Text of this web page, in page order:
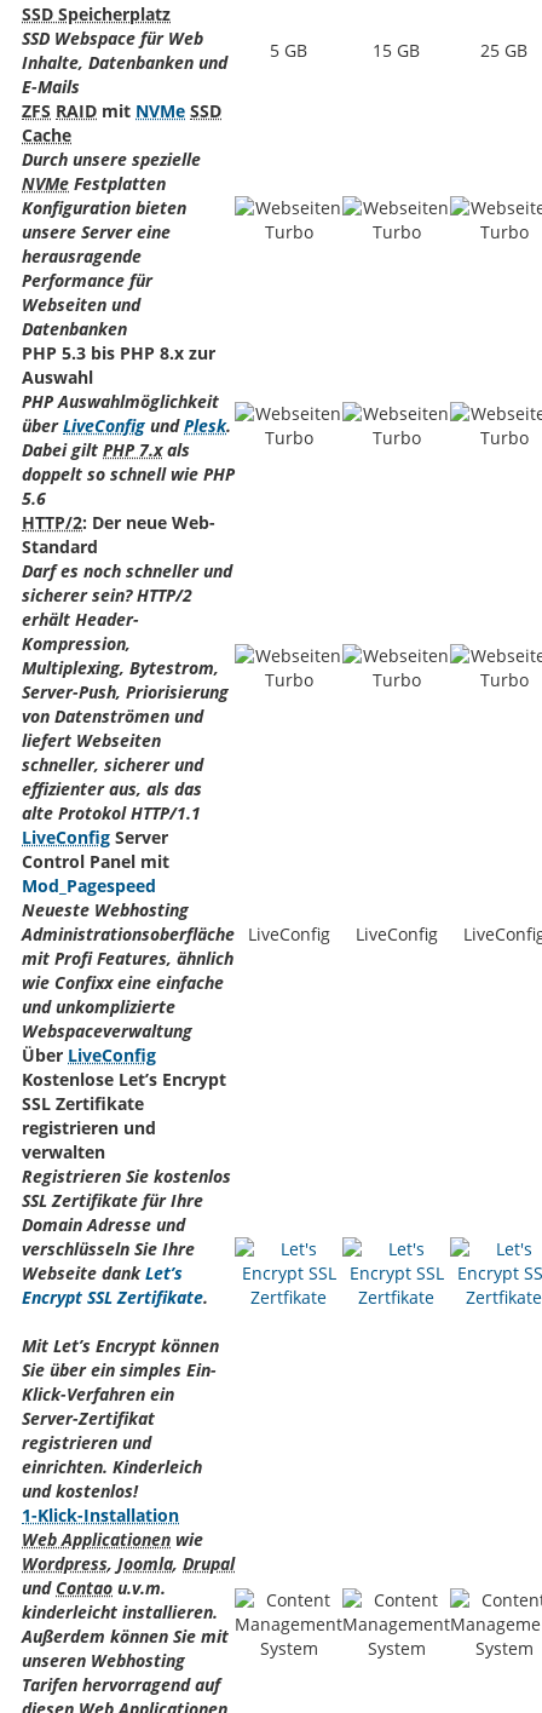
SSD Speicherplatz
SSD Webspace für Web
Inhalte, Datenbanken und
E-Mails
5 GB 15 GB 25 GB
ZFS RAID mit NVMe SSD
Cache
Durch unsere spezielle
NVMe Festplatten
Konfiguration bieten
unsere Server eine
herausragende
Performance für
Webseiten und
Datenbanken
PHP 5.3 bis PHP 8.x zur
Auswahl
PHP Auswahlmöglichkeit
überLiveConfig undPlesk.
Dabei gilt PHP 7.xals
doppelt so schnell wie PHP
5.6
HTTP/2: Der neue Web-
Standard
Darf es noch schneller und
sicherer sein? HTTP/2
erhält Header-
Kompression,
Multiplexing, Bytestrom,
Server-Push, Priorisierung
von Datenströmen und
liefert Webseiten
schneller, sicherer und
effizienter aus, als das
alte Protokol HTTP/1.1
LiveConfig Server
Control Panel mit
Mod_Pagespeed
Neueste Webhosting
Administrationsoberfläche
mit Profi Features, ähnlich
wie Confixx eine einfache
und unkomplizierte
Webspaceverwaltung
LiveConfig LiveConfig
Über LiveConfig
Kostenlose Let’s Encrypt
SSL Zertifikate
registrieren und
verwalten
Registrieren Sie kostenlos
SSL Zertifikate für Ihre
Domain Adresse und
verschlüsseln Sie Ihre
Webseite dankLet’s
Encrypt SSL Zertifikate.
Mit Let’s Encrypt können
Sie über ein simples Ein-
Klick-Verfahren ein
Server-Zertifikat
registrieren und
einrichten. Kinderleich
und kostenlos!
1-Klick-Installation
Web Applicationen wie
Wordpress, Joomla, Drupal
und Contao u.v.m.
kinderleicht installieren.
Außerdem können Sie mit
unseren Webhosting
Tarifen hervorragend auf
diesen Web Applicationen